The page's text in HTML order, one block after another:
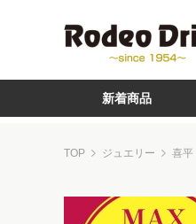
新着商品
TOP ジュエリー 喜平